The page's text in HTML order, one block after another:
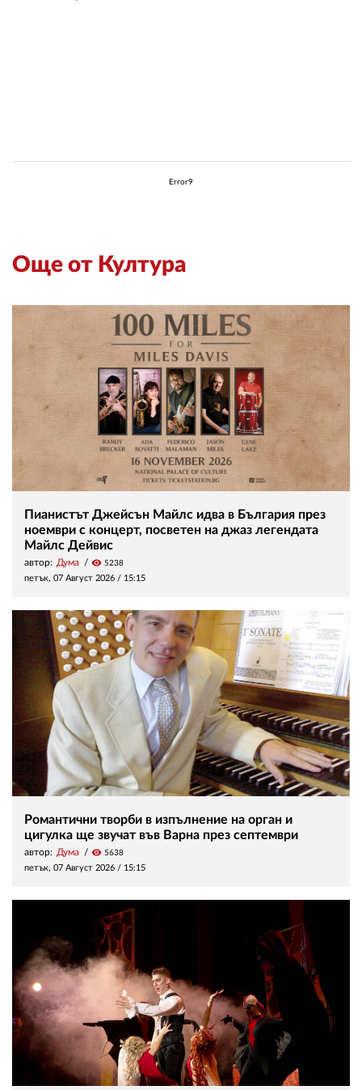
Error9
Още от Култура
Пианистът Джейсън Майлс идва в България през
ноември с концерт, посветен на джаз легендата
Майлс Дейвис
автор: Дума visibility 5238
петък, 07 Август 2026 / 15:15
Романтични творби в изпълнение на орган и
цигулка ще звучат във Варна през септември
автор: Дума visibility 5638
петък, 07 Август 2026 / 15:15